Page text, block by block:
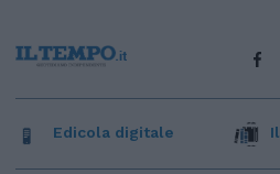
Edicola digitale